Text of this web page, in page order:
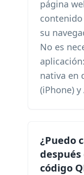
página
su
No es
nativa en
(iPhone)
¿Puedo
código